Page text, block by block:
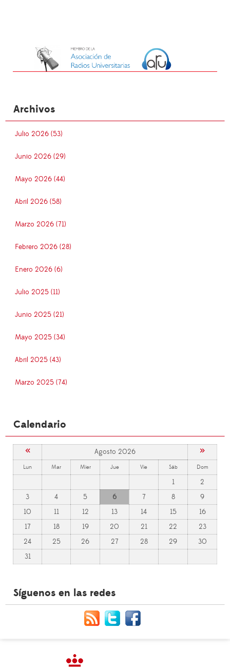
Archivos
Julio 2026 (53)
Junio 2026 (29)
Mayo 2026 (44)
Abril 2026 (58)
Marzo 2026 (71)
Febrero 2026 (28)
Enero 2026 (6)
Julio 2025 (11)
Junio 2025 (21)
Mayo 2025 (34)
Abril 2025 (43)
Marzo 2025 (74)
Calendario
« Agosto 2026 »
Lun Mar Mier Jue Vie Sáb Dom
1
2
3
4 5 6 7 8
9
10
11 12 13 14 15
16
17
18 19 20 21 22
23
24
25 26 27 28 29
30
31
Síguenos en las redes